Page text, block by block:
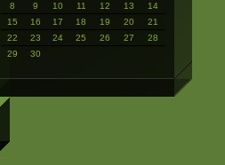
8
9 10 11 12 13
14
15
16 17 18 19 20
21
22
23 24 25 26 27
28
29
30